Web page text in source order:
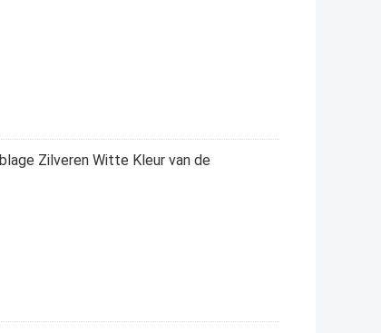
Zilveren Witte Kleur van de